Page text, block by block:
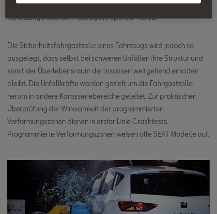
unfallbedingt einwirkenden Kräfte bei und setzt das
Verletzungsrisiko der Passagiere spürbar herab.
Die Sicherheitsfahrgastzelle eines Fahrzeugs wird jedoch so
ausgelegt, dass selbst bei schweren Unfällen ihre Struktur und
somit der Überlebensraum der Insassen weitgehend erhalten
bleibt. Die Unfallkräfte werden gezielt um die Fahrgastzelle
herum in andere Karosseriebereiche geleitet. Zur praktischen
Überprüfung der Wirksamkeit der programmierten
Verformungszonen dienen in erster Linie Crashtests.
Programmierte Verformungszonen weisen alle SEAT Modelle auf.